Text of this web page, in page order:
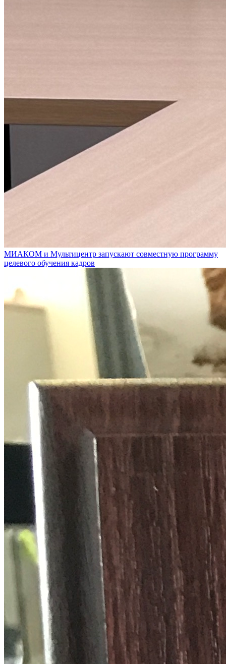
МИАКОМ и Мультицентр запускают совместную программу
целевого обучения кадров